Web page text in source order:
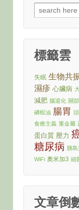
Search
for:
標籤雲
失眠 生物共
濕疹 心臟病
減肥 腦退化 關
磷蝦油 腸胃
食療主義 重金屬
蛋白質 壓力
糖尿病 胰
WiFi 奧米加3 細
文章倒